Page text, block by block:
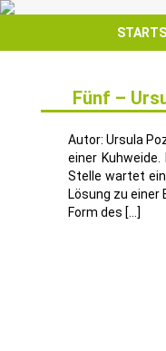
Fünf –
Autor: Ursula
einer
Stelle wartet
Lösung zu
Form des […]